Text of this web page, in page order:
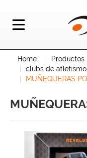
Home Productos
clubs de atletismo
MUÑEQUERAS